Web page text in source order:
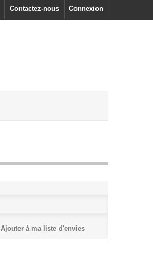
Connexion
Contactez-nous
Ajouter à ma liste d'envies